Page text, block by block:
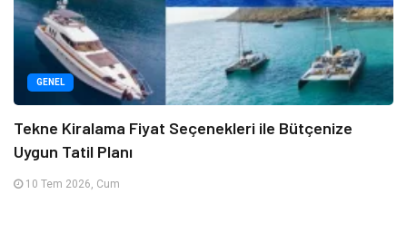
GENEL
Tekne Kiralama Fiyat Seçenekleri ile Bütçenize
Uygun Tatil Planı
10 Tem 2026, Cum